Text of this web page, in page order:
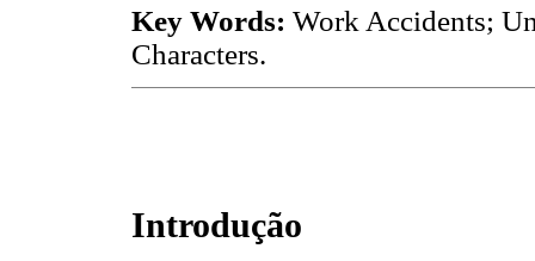
Key Words: Work Accidents;
Characters.
Introdução